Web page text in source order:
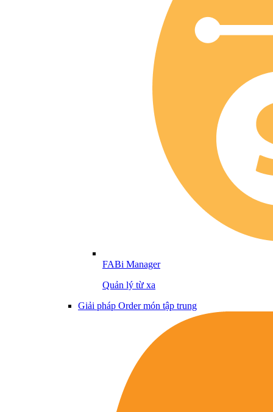
FABi Manager
Quản lý từ xa
Giải pháp Order món tập trung